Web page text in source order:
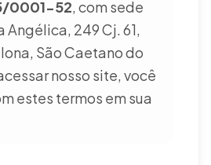
0001-52, com sede
Angélica, 249 Cj. 61,
São Caetano do
nosso site, você
estes termos em sua